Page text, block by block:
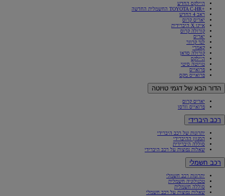
היילקס החדש
+TOYOTA C-HR החשמלית החדשה
ראב 4 החדש
יאריס קרוס
אייגו X היברידית
קורולה קרוס
יאריס
לנד קרוזר
קאמרי
קורולה סדאן
היילקס
טויוטה סיטי
פרואייס
פרואייס מקס
הדור הבא של דגמי טויוטה
יאריס קרוס
פרואייס וורסו
רכב היברידי
יתרונות של רכב היברידי
המגוון ההיברידי
סוללה היברידית
שאלות נפוצות על רכב היברידי
רכב חשמלי
יתרונות רכב חשמלי
טכנולוגיה חשמלית
סוללה חשמלית
שאלות נפוצות על רכב חשמלי